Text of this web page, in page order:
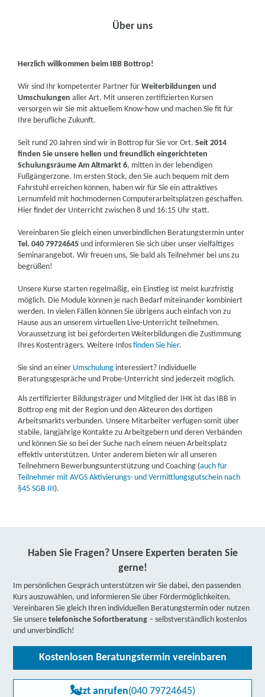
Über uns
Herzlich willkommen beim IBB Bottrop!
Wir sind Ihr kompetenter Partner fürWeiterbildungen und
Umschulungen aller Art. Mit unseren zertifizierten Kursen
versorgen wir Sie mit aktuellem Know-how und machen Sie fit für
Ihre berufliche Zukunft.
Seit rund 20 Jahren sind wir in Bottrop für Sie vor Ort.Seit 2014
finden Sie unsere hellen und freundlich eingerichteten
Schulungsräume Am Altmarkt 6, mitten in der lebendigen
Fußgängerzone. Im ersten Stock, den Sie auch bequem mit dem
Fahrstuhl erreichen können, haben wir für Sie ein attraktives
Lernumfeld mit hochmodernen Computerarbeitsplätzen geschaffen.
Hier findet der Unterricht zwischen 8 und 16:15 Uhr statt.
Vereinbaren Sie gleich einen unverbindlichen Beratungstermin unter
Tel. 040 79724645 und informieren Sie sich über unser vielfältiges
Seminarangebot. Wir freuen uns, Sie bald als Teilnehmer bei uns zu
begrüßen!
Unsere Kurse starten regelmäßig, ein Einstieg ist meist kurzfristig
möglich. Die Module können je nach Bedarf miteinander kombiniert
werden. In vielen Fällen können Sie übrigens auch einfach von zu
Hause aus an unserem virtuellen Live-Unterricht teilnehmen.
Voraussetzung ist bei geförderten Weiterbildungen die Zustimmung
Ihres Kostenträgers. Weitere Infosfinden Sie hier.
Sie sind an einer Umschulung interessiert? Individuelle
Beratungsgespräche und Probe-Unterricht sind jederzeit möglich.
Als zertifizierter Bildungsträger und Mitglied der IHK ist das IBB in
Bottrop eng mit der Region und den Akteuren des dortigen
Arbeitsmarkts verbunden. Unsere Mitarbeiter verfügen somit über
stabile, langjährige Kontakte zu Arbeitgebern und deren Verbänden
und können Sie so bei der Suche nach einem neuen Arbeitsplatz
effektiv unterstützen. Unter anderem bieten wir all unseren
Teilnehmern Bewerbungsunterstützung und Coaching (auch für
Teilnehmer mit AVGS Aktivierungs- und Vermittlungsgutschein nach
§45 SGB III).
Haben Sie Fragen? Unsere Experten beraten Sie
gerne!
Im persönlichen Gespräch unterstützen wir Sie dabei, den passenden
Kurs auszuwählen, und informieren Sie über Fördermöglichkeiten.
Vereinbaren Sie gleich Ihren individuellen Beratungstermin oder nutzen
Sie unseretelefonische Sofortberatung – selbstverständlich kostenlos
und unverbindlich!
Kostenlosen Beratungstermin vereinbaren
Jetzt anrufen(040 79724645)